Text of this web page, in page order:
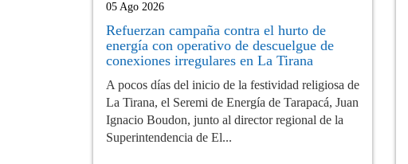
05 Ago 2026
Refuerzan campaña contra el hurto de
energía con operativo de descuelgue de
conexiones irregulares en La Tirana
A pocos días del inicio de la festividad religiosa de
La Tirana, el Seremi de Energía de Tarapacá, Juan
Ignacio Boudon, junto al director regional de la
Superintendencia de El...